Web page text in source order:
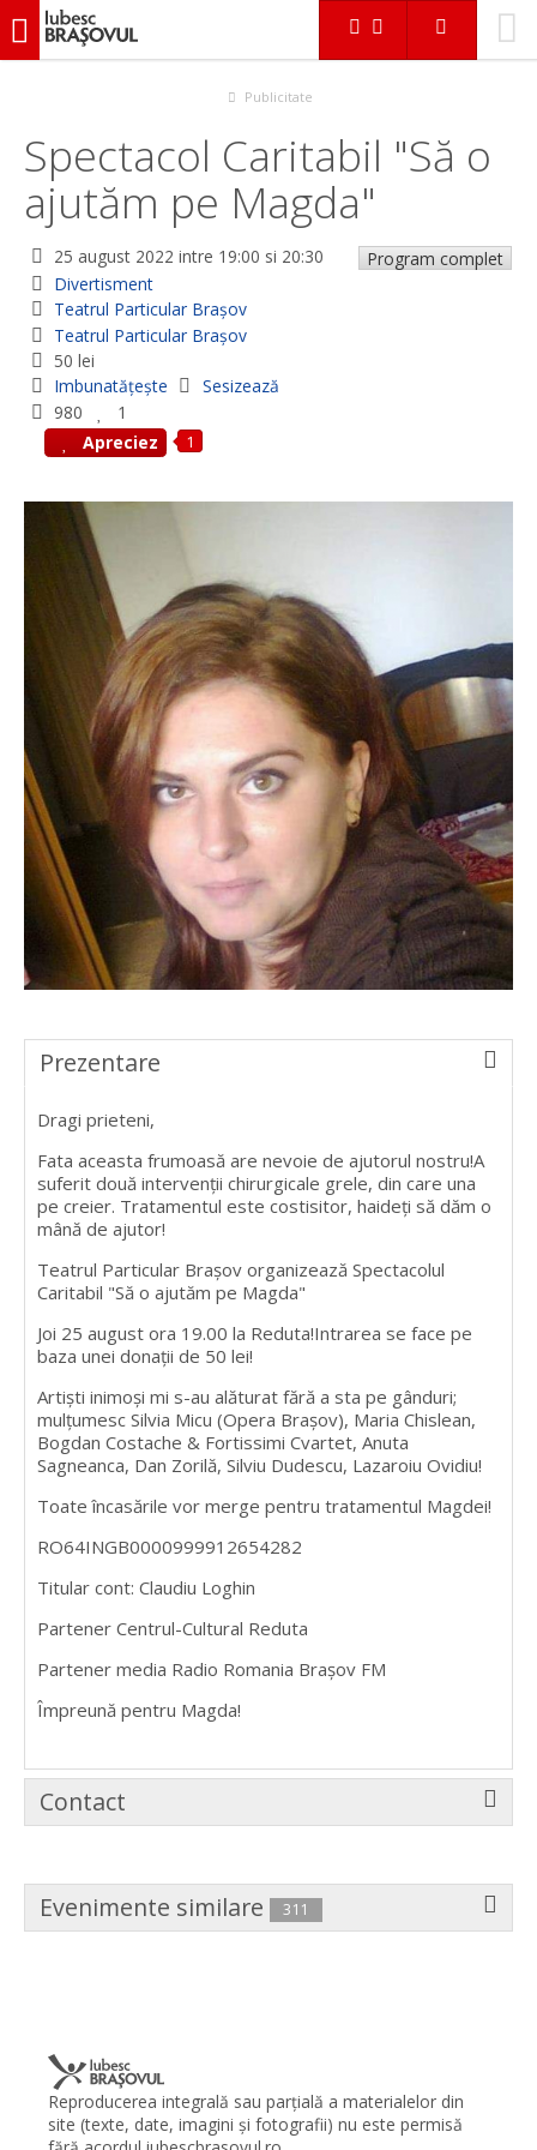
iubescbraşovul.ro
Spectacol Caritabil "Să o ajutăm pe Magda"
Publicitate
Spectacol Caritabil "Să o
ajutăm pe Magda"
25 august 2022 intre 19:00 si 20:30
Program complet
Divertisment
Teatrul Particular Braşov
Teatrul Particular Braşov
50 lei
Imbunatățește
Sesizează
980
1
Apreciez
1
Prezentare
Dragi prieteni,
Fata aceasta frumoasă are nevoie de ajutorul nostru!A
suferit două intervenții chirurgicale grele, din care una
pe creier. Tratamentul este costisitor, haideți să dăm o
mână de ajutor!
Teatrul Particular Braşov organizează Spectacolul
Caritabil "Să o ajutăm pe Magda"
Joi 25 august ora 19.00 la Reduta!Intrarea se face pe
baza unei donații de 50 lei!
Artiști inimoși mi s-au alăturat fără a sta pe gânduri;
mulțumesc Silvia Micu (Opera Brașov), Maria Chislean,
Bogdan Costache & Fortissimi Cvartet, Anuta
Sagneanca, Dan Zorilă, Silviu Dudescu, Lazaroiu Ovidiu!
Toate încasările vor merge pentru tratamentul Magdei!
RO64INGB0000999912654282
Titular cont: Claudiu Loghin
Partener Centrul-Cultural Reduta
Partener media Radio Romania Brașov FM
Împreună pentru Magda!
Contact
Evenimente similare 311
Reproducerea integrală sau parţială a materialelor din
site (texte, date, imagini şi fotografii) nu este permisă